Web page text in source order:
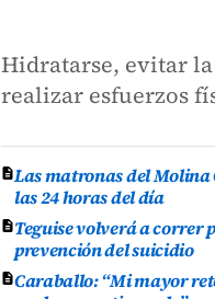
Hidratarse, evitar
realizar esfuerzos
Las matronas del
las 24 horas del día
Teguise volverá a
prevención del suicidio
Caraballo: “Mi mayor